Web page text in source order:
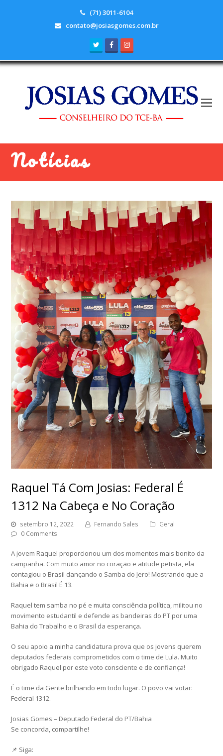
(71) 3011-6104
contato@josiasgomes.com.br
TwitterFacebook
Notícias
Raquel Tá Com Josias: Federal É
1312 Na Cabeça e No Coração
setembro 12, 2022 Fernando Sales
Geral
0 Comments
A jovem Raquel proporcionou um dos momentos mais bonito da
campanha. Com muito amor no coração e atitude petista, ela
contagiou o Brasil dançando o Samba do Jero! Mostrando que a
Bahia e o Brasil É 13.
Raquel tem samba no pé e muita consciência política, militou no
movimento estudantil e defende as bandeiras do PT por uma
Bahia do Trabalho e o Brasil da esperança.
O seu apoio a minha candidatura prova que os jovens querem
deputados federais comprometidos com o time de Lula. Muito
obrigado Raquel por este voto consciente e de confiança!
É o time da Gente brilhando em todo lugar. O povo vai votar:
Federal 1312.
Josias Gomes – Deputado Federal do PT/Bahia
Se concorda, compartilhe!
📌 Siga: